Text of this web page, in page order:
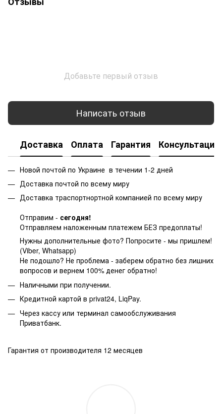
Добавьте первый отзыв
Написать отзыв
Доставка Оплата Гарантия Консультация
Новой почтой по Украине в течении 1-2 дней
Доставка почтой по всему миру
Доставка траспортнортной компанией по всему миру
Отправим - сегодня!
Отправляем наложенным платежем БЕЗ предоплаты!
Нужны дополнительные фото? Попросите - мы пришлем!
(Viber, Whatsapp)
Не подошло? Не проблема - заберем обратно без лишних
вопросов и вернем 100% денег обратно!
Наличными при получении.
Кредитной картой в privat24, LiqPay.
Через кассу или терминал самообслуживания
Приватбанк.
Гарантия от производителя 12 месяцев